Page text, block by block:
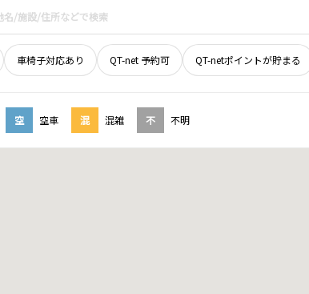
車椅子対応あり QT-net 予約可 QT-netポイントが貯まる
空 空車 混 混雑 不 不明